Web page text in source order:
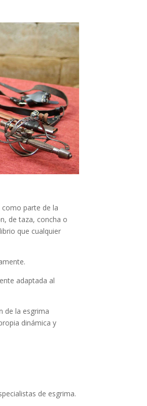
parte de la
de taza, concha o
que cualquier
adaptada al
de la esgrima
dinámica y
de esgrima.